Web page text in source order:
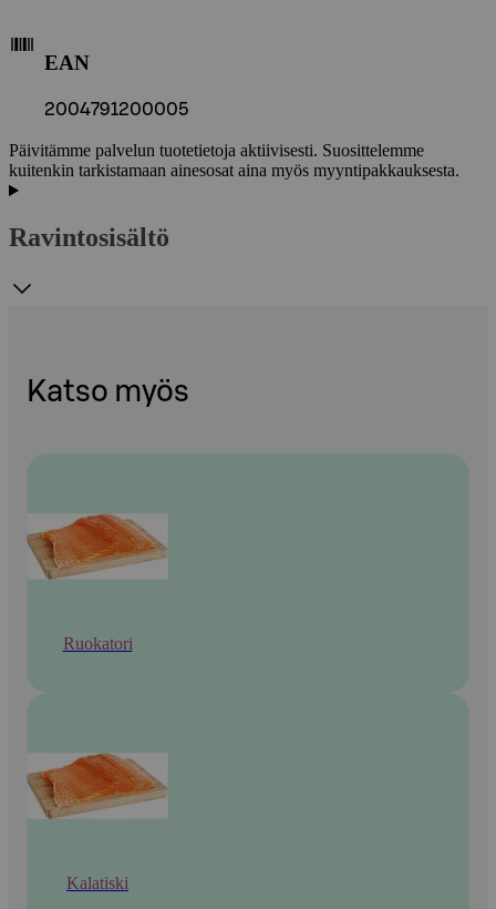
EAN
2004791200005
Päivitämme palvelun tuotetietoja aktiivisesti. Suosittelemme
kuitenkin tarkistamaan ainesosat aina myös myyntipakkauksesta.
Ravintosisältö
Katso myös
Ruokatori
Kalatiski